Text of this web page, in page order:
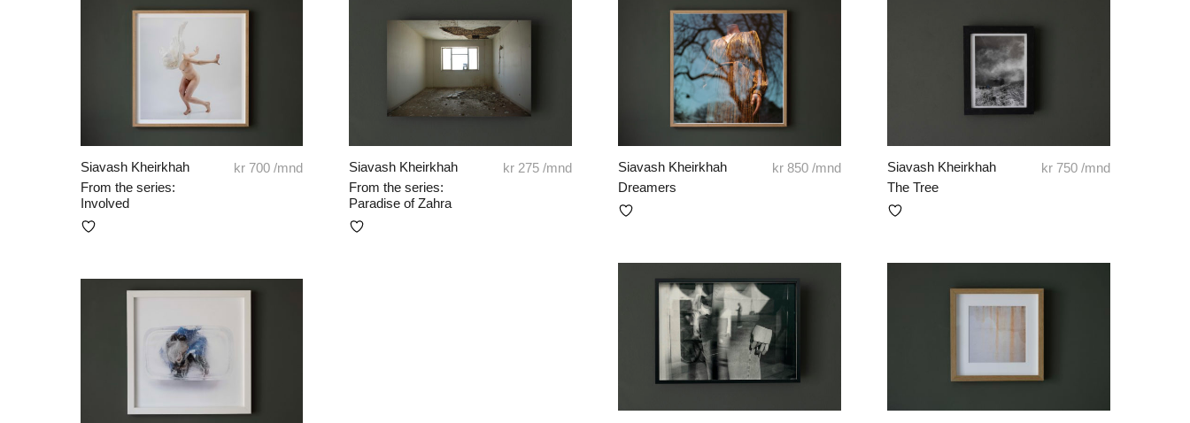
Siavash Kheirkhah
From the series:
Involved
kr 700 /mnd
Siavash Kheirkhah
From the series:
Paradise of Zahra
kr 275 /mnd
Siavash Kheirkhah
Dreamers
kr850/mnd
Siavash Kheirkhah
The Tree
kr750/mnd